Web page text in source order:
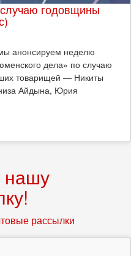
годовщины
анонсируем неделю
дела» по случаю
товарищей — Никиты
Айдына, Юрия
нашу
рассылки